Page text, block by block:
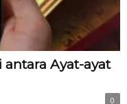
antara Ayat-ayat
0